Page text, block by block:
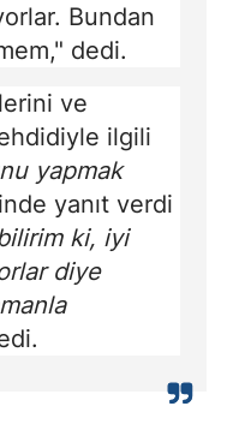
Bundan
dedi.
ve
ilgili
yapmak
yanıt verdi
ki, iyi
diye